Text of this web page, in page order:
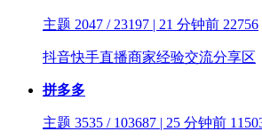
主题 2047 / 23197 | 21 分钟前 22756
抖音快手直播商家经验交流分享区
拼多多
主题 3535 / 103687 | 25 分钟前